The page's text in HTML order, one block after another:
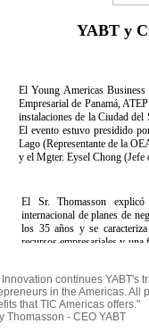
Innovation continues YABT's
in the Americas. All
that TIC Americas offers."
Thomasson - CEO YABT
YABT y
El Young Americas
Empresarial de Panamá,
instalaciones de la Ciudad
El evento estuvo presidido
Lago (Representante de la
y el Mgter. Eysel Chong (Jefe
El Sr. Thomasson
internacional de planes de
los 35 años y se
recursos empresariales y
actividades que se
realizarse en Junio 2007 ,
General de la OEA y el Foro